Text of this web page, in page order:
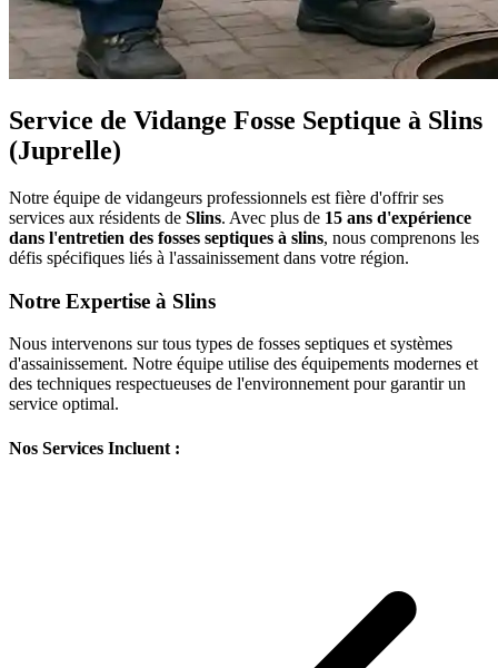
Service de Vidange Fosse Septique à Slins
(Juprelle)
Notre équipe de vidangeurs professionnels est fière d'offrir ses
services aux résidents de Slins. Avec plus de 15 ans d'expérience
dans l'entretien des fosses septiques à slins, nous comprenons les
défis spécifiques liés à l'assainissement dans votre région.
Notre Expertise à Slins
Nous intervenons sur tous types de fosses septiques et systèmes
d'assainissement. Notre équipe utilise des équipements modernes et
des techniques respectueuses de l'environnement pour garantir un
service optimal.
Nos Services Incluent :